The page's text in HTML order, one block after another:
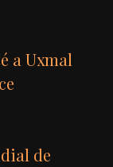
a Uxmal
de